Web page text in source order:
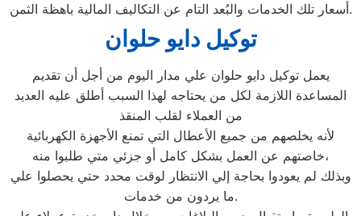
أسعار تلك الخدمات والبُعد التام عن التكاليف المالية باهظة الثمن.
توكيل دايو حلوان
يعمل توكيل دايو حلوان علي مدار اليوم من أجل أن تقديم
المساعدة اللازمة لكل من يحتاجه لهذا السبب أطلق عليه العديد
من العملاء لقلب المنقذ
لأنه يخلصهم من جميع الأعطال التي تمنع الأجهزة الكهربائية
خاصتهم عن العمل بشكل كامل أو جزئي متي طلبوا منه،
وبذلك لم يعودوا بحاجة إلي الانتظار لوقت محدد حتي يحصلوا علي
ما يردون من خدمات.